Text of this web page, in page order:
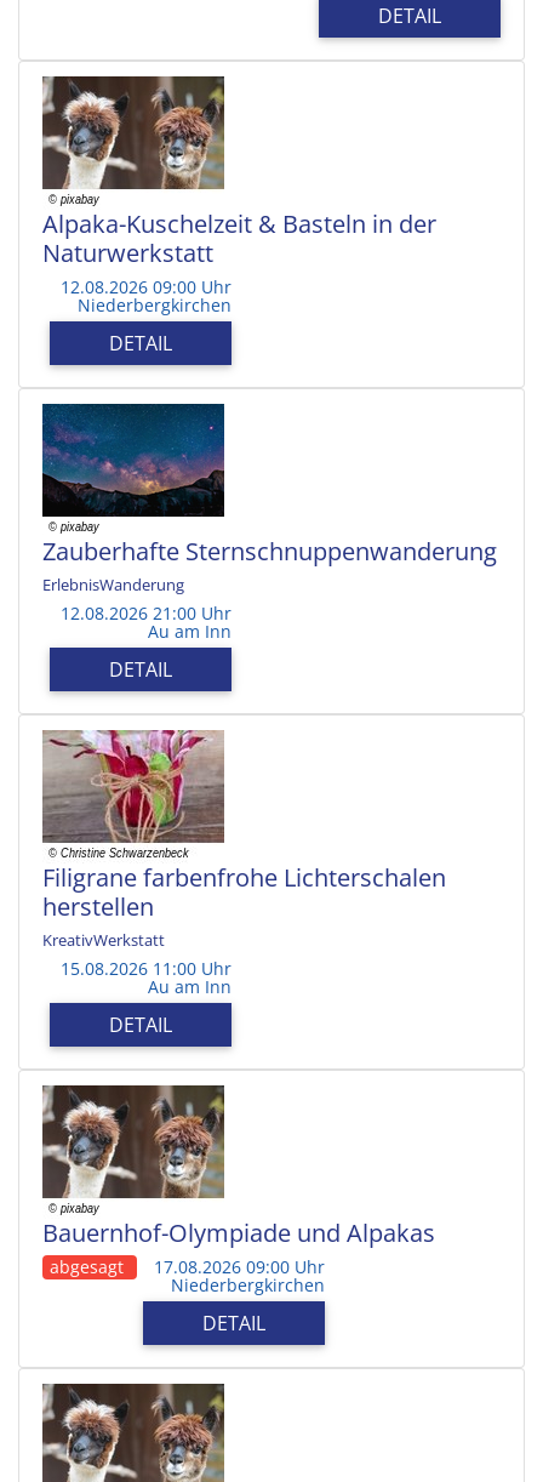
DETAIL
Alpaka-Kuschelzeit & Basteln in der
Naturwerkstatt
12.08.2026 09:00 Uhr
Niederbergkirchen
DETAIL
Zauberhafte Sternschnuppenwanderung
ErlebnisWanderung
12.08.2026 21:00 Uhr
Au am Inn
DETAIL
Filigrane farbenfrohe Lichterschalen
herstellen
KreativWerkstatt
15.08.2026 11:00 Uhr
Au am Inn
DETAIL
Bauernhof-Olympiade und Alpakas
abgesagt 17.08.2026 09:00 Uhr
Niederbergkirchen
DETAIL